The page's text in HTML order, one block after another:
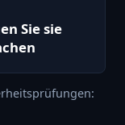
Sie sie